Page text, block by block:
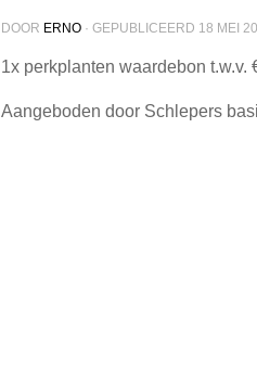
DOOR ERNO · GEPUBLICEERD 18 MEI
1x perkplanten waardebon t.w.v.
Aangeboden door Schlepers